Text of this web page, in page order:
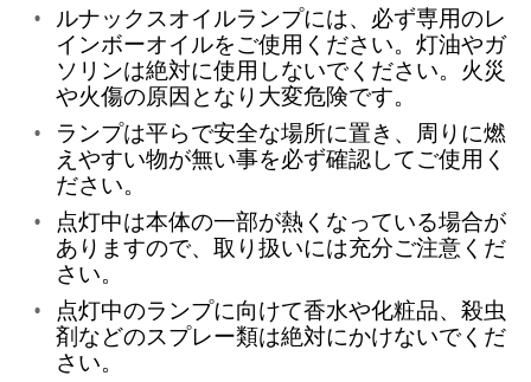
ルナックスオイルランプには、必ず専用のレ
インボーオイルをご使用ください。灯油やガ
ソリンは絶対に使用しないでください。火災
や火傷の原因となり大変危険です。
ランプは平らで安全な場所に置き、周りに燃
えやすい物が無い事を必ず確認してご使用く
ださい。
点灯中は本体の一部が熱くなっている場合が
ありますので、取り扱いには充分ご注意くだ
さい。
点灯中のランプに向けて香水や化粧品、殺虫
剤などのスプレー類は絶対にかけないでくだ
さい。